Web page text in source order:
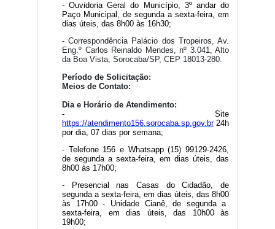
- Ouvidoria Geral do Município, 3º andar do
Paço Municipal, de segunda a sexta-feira, em
dias úteis, das 8h00 às 16h30;
- Correspondência Palácio dos Tropeiros, Av.
Eng.º Carlos Reinaldo Mendes, nº 3.041, Alto
da Boa Vista, Sorocaba/SP, CEP 18013-280.
Período de Solicitação:
Meios de Contato:
Dia e Horário de Atendimento:
- Site
https://atendimento156.sorocaba.sp.gov.br24h
por dia, 07 dias por semana;
- Telefone 156 e Whatsapp (15) 99129-2426,
de segunda a sexta-feira, em dias úteis, das
8h00 às 17h00;
- Presencial nas Casas do Cidadão, de
segunda a sexta-feira, em dias úteis, das 8h00
às 17h00- Unidade Cianê, de segunda a
sexta-feira, em dias úteis, das 10h00às
19h00;